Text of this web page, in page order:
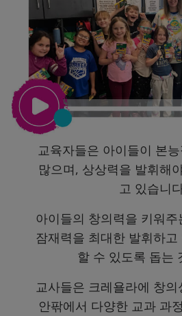
교육자들은 아이들이 본
많으며, 상상력을 발휘해
고 있습니
아이들의 창의력을 키워주
잠재력을 최대한 발휘하
할 수 있도록 돕는
교사들은 크레욜라에 창
안팎에서 다양한 교과 과